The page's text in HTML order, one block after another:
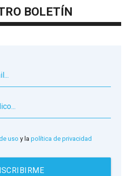
BOLETÍN
uso y lapolítica de privacidad